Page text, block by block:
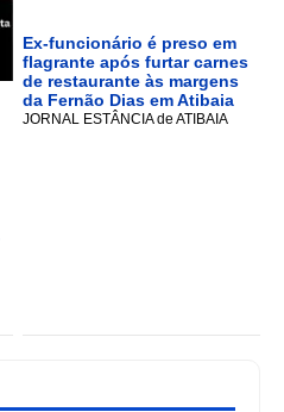
Ex-funcionário é preso em
flagrante após furtar carnes
de restaurante às margens
da Fernão Dias em Atibaia
JORNAL ESTÂNCIA de ATIBAIA